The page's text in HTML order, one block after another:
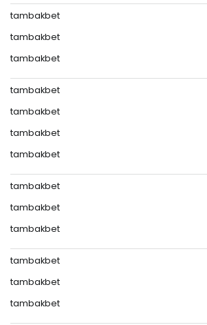
tambakbet
tambakbet
tambakbet
tambakbet
tambakbet
tambakbet
tambakbet
tambakbet
tambakbet
tambakbet
tambakbet
tambakbet
tambakbet